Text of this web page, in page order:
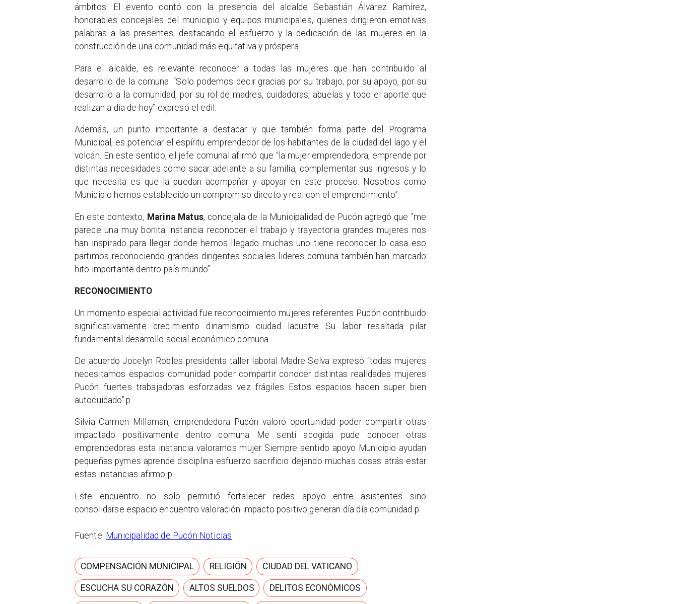
ámbitos. El evento contó con la presencia del alcalde Sebastián Álvarez Ramírez,
honorables concejales del municipio y equipos municipales, quienes dirigieron emotivas
palabras a las presentes, destacando el esfuerzo y la dedicación de las mujeres en la
construcción de una comunidad más equitativa y próspera.
Para el alcalde, es relevante reconocer a todas las mujeres que han contribuido al
desarrollo de la comuna. “Solo podemos decir gracias por su trabajo, por su apoyo, por su
desarrollo a la comunidad, por su rol de madres, cuidadoras, abuelas y todo el aporte que
realizan a día de hoy” expresó el edil.
Además, un punto importante a destacar y que también forma parte del Programa
Municipal, es potenciar el espíritu emprendedor de los habitantes de la ciudad del lago y el
volcán. En este sentido, el jefe comunal afirmó que “la mujer emprendedora, emprende por
distintas necesidades como sacar adelante a su familia, complementar sus ingresos y lo
que necesita es que la puedan acompañar y apoyar en este proceso. Nosotros como
Municipio hemos establecido un compromiso directo y real con el emprendimiento”.
En este contexto, Marina Matus, concejala de la Municipalidad de Pucón agregó que “me
parece una muy bonita instancia reconocer el trabajo y trayectoria grandes mujeres nos
han inspirado para llegar donde hemos llegado muchas uno tiene reconocer lo casa eso
partimos reconociendo grandes dirigentes sociales lideres comuna también han marcado
hito importante dentro país mundo”.
RECONOCIMIENTO
Un momento especial actividad fue reconocimiento mujeres referentes Pucón contribuido
significativamente crecimiento dinamismo ciudad lacustre Su labor resaltada pilar
fundamental desarrollo social económico comuna
De acuerdo Jocelyn Robles presidenta taller laboral Madre Selva expresó “todas mujeres
necesitamos espacios comunidad poder compartir conocer distintas realidades mujeres
Pucón fuertes trabajadoras esforzadas vez frágiles Estos espacios hacen super bien
autocuidado”.p
Silvia Carmen Millamán, emprendedora Pucón valoró oportunidad poder compartir otras
impactado positivamente dentro comuna Me sentí acogida pude conocer otras
emprendedoras esta instancia valorarnos mujer Siempre sentido apoyo Municipio ayudan
pequeñas pymes aprende disciplina esfuerzo sacrificio dejando muchas cosas atrás estar
estas instancias afirmo p
Este encuentro no solo permitió fortalecer redes apoyo entre asistentes sino
consolidarse espacio encuentro valoración impacto positivo generan día día comunidad p
Fuente: Municipalidad de Pucón Noticias
COMPENSACIÓN MUNICIPAL RELIGIÓN CIUDAD DEL VATICANO
ESCUCHA SU CORAZÓN ALTOS SUELDOS DELITOS ECONÓMICOS